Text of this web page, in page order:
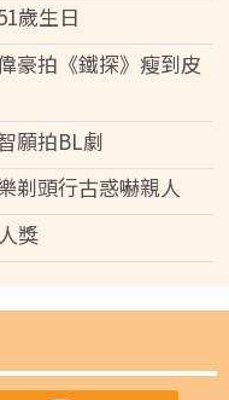
歲生日
豪拍《鐵探》瘦到皮
願拍BL劇
剃頭行古惑嚇親人
獎